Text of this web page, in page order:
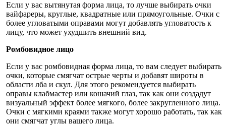
Если у вас вытянутая форма лица, то лучше выбирать очки
вайфареры, круглые, квадратные или прямоугольные. Очки с
более угловатыми оправами могут добавлять угловатость к
лицу, что может ухудшить внешний вид.
Ромбовидное лицо
Если у вас ромбовидная форма лица, то вам следует выбирать
очки, которые смягчат острые черты и добавят широты в
области лба и скул. Для этого рекомендуется выбирать
оправы клабмастер или кошачий глаз, так как они создадут
визуальный эффект более мягкого, более закругленного лица.
Очки с мягкими краями также могут хорошо работать, так как
они смягчат углы вашего лица.